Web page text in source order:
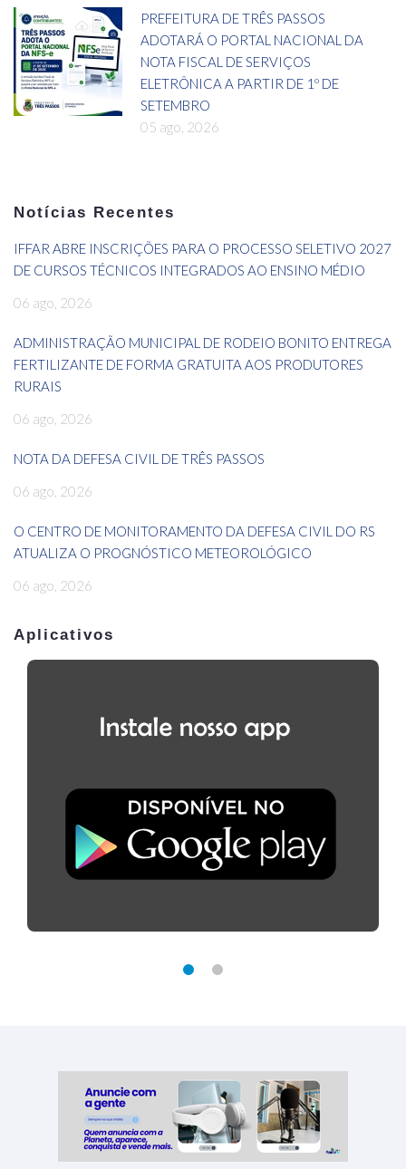
PREFEITURA DE TRÊS PASSOS
ADOTARÁ O PORTAL NACIONAL DA
NOTA FISCAL DE SERVIÇOS
ELETRÔNICA A PARTIR DE 1º DE
SETEMBRO
05 ago, 2026
Notícias Recentes
IFFAR ABRE INSCRIÇÕES PARA O PROCESSO SELETIVO 2027
DE CURSOS TÉCNICOS INTEGRADOS AO ENSINO MÉDIO
06 ago, 2026
ADMINISTRAÇÃO MUNICIPAL DE RODEIO BONITO ENTREGA
FERTILIZANTE DE FORMA GRATUITA AOS PRODUTORES
RURAIS
06 ago, 2026
NOTA DA DEFESA CIVIL DE TRÊS PASSOS
06 ago, 2026
O CENTRO DE MONITORAMENTO DA DEFESA CIVIL DO RS
ATUALIZA O PROGNÓSTICO METEOROLÓGICO
06 ago, 2026
Aplicativos